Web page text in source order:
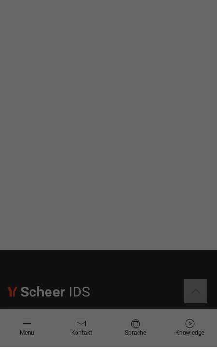
Menu Kontakt Sprache Knowledge
Informationen
Kontakt